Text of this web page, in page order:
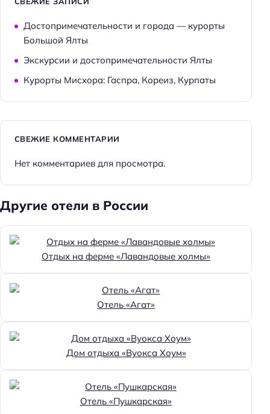
Достопримечательности и города — курорты
Большой Ялты
Экскурсии и достопримечательности Ялты
Курорты Мисхора: Гаспра, Кореиз, Курпаты
СВЕЖИЕ КОММЕНТАРИИ
Нет комментариев для просмотра.
Другие отели в России
Отдых на ферме «Лавандовые холмы»
Отель «Агат»
Дом отдыха «Вуокса Хоум»
Отель «Пушкарская»